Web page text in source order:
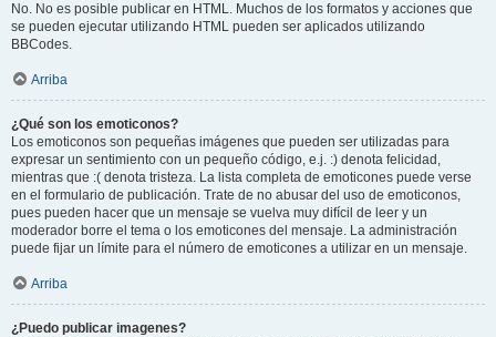
No. No es posible publicar en HTML. Muchos de los formatos y acciones que
se pueden ejecutar utilizando HTML pueden ser aplicados utilizando
BBCodes.
Arriba
¿Qué son los emoticonos?
Los emoticonos son pequeñas imágenes que pueden ser utilizadas para
expresar un sentimiento con un pequeño código, e.j. :) denota felicidad,
mientras que :( denota tristeza. La lista completa de emoticones puede verse
en el formulario de publicación. Trate de no abusar del uso de emoticonos,
pues pueden hacer que un mensaje se vuelva muy difícil de leer y un
moderador borre el tema o los emoticones del mensaje. La administración
puede fijar un límite para el número de emoticones a utilizar en un mensaje.
Arriba
¿Puedo publicar imagenes?